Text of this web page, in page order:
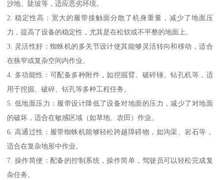
沙地、陡坡等，适应恶劣环境。
2. 稳定性高：宽大的履带接触面分散了机身重量，减少了地面压
力，提高了设备的稳定性，尤其是在松软或不平整的地面上。
3. 灵活性好：蜘蛛机的多关节设计使其能够灵活转向和移动，适合
在狭窄或复杂空间内作业。
4. 多功能性：可配备多种附件，如挖掘臂、破碎锤、钻孔机等，适
用于挖掘、破碎、钻孔等多种工程任务。
5. 低地面压力：履带设计降低了设备对地面的压力，减少了对地面
的破坏，适合在敏感区域（如草地、农田）作业。
6. 高通过性：履带蜘蛛机能够轻松跨越障碍物，如沟渠、岩石等，
适合在复杂地形中作业。
7. 操作简便：配备的控制系统，操作简单，驾驶员可以轻松完成复
杂任务。